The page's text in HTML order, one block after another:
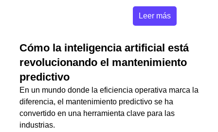
Leer más
Cómo la inteligencia artificial está
revolucionando el mantenimiento
predictivo
En un mundo donde la eficiencia operativa marca la
diferencia, el mantenimiento predictivo se ha
convertido en una herramienta clave para las
industrias.